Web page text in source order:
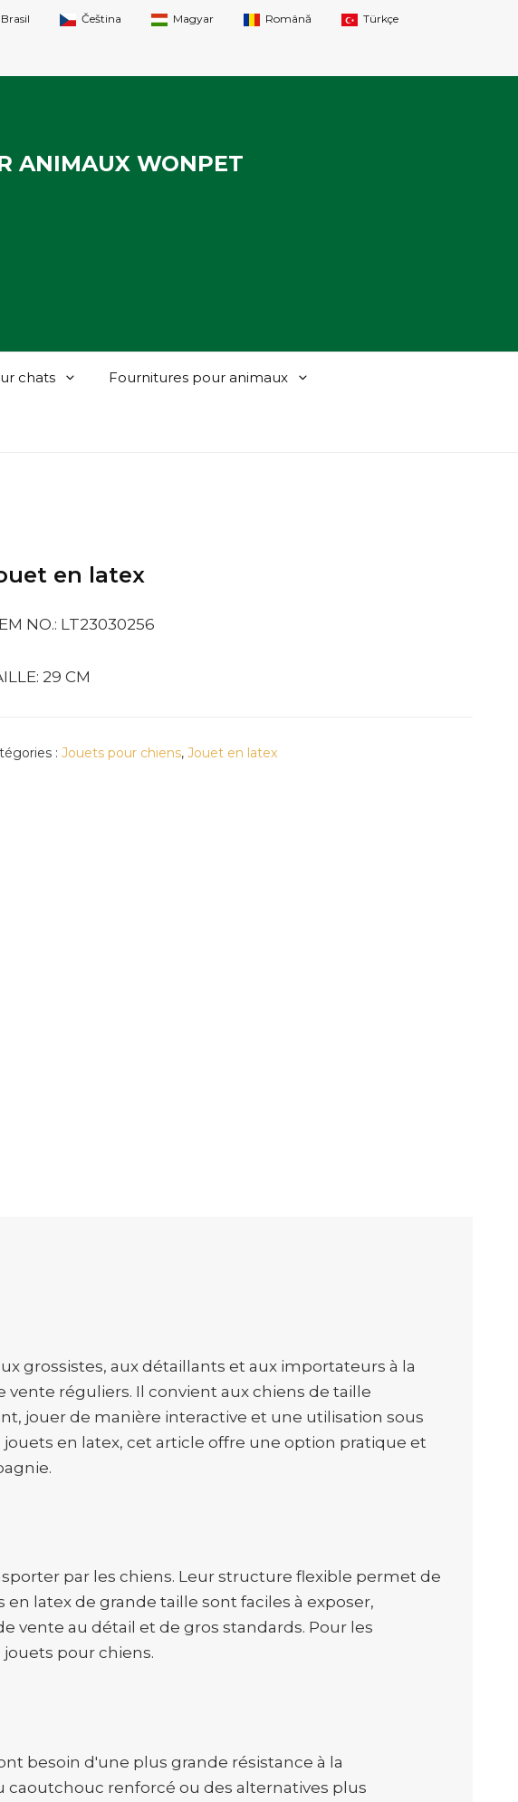
Čeština Magyar Română Türkçe
ANIMAUX WONPET
chats Fournitures pour animaux
en latex
NO.: LT23030256
29 CM
:Jouets pour chiens,Jouet en latex
grossistes, aux détaillants et aux importateurs à la
réguliers. Il convient aux chiens de taille
jouer de manière interactive et une utilisation sous
en latex, cet article offre une option pratique et
par les chiens. Leur structure flexible permet de
latex de grande taille sont faciles à exposer,
vente au détail et de gros standards. Pour les
pour chiens.
besoin d'une plus grande résistance à la
caoutchouc renforcé ou des alternatives plus